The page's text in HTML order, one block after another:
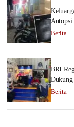
Autopsi
Berita
BRI
Dukung
Berita